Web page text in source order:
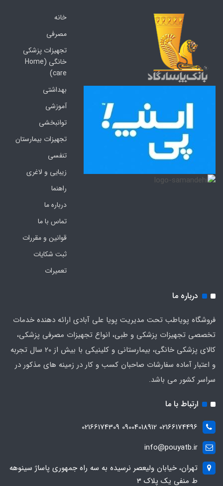
خانه
مصرفی
تجهیزات پزشکی
خانگی (Home
care)
بهداشتی
آموزشی
توانبخشی
تجهیزات بیمارستان
تنفسی
زیبایی و لاغری
راهنما
درباره ما
تماس با ما
قوانین و مقررات
ثبت شکایات
تعمیرات
درباره ما
فروشگاه پویاطب تحت مدیریت پویا علی آبادی ارائه دهنده خدمات
تخصصی تجهیزات پزشکی و طبی، انواع تجهیزات مصرفی پزشکی،
کالای پزشکی خانگی، بیمارستانی و کلینیکی با بیش از 20 سال تجربه
و اعتبار آماده سفارشات صاحبان کسب و کار در زمینه های مذکور در
سراسر کشور می باشد.
ارتباط با ما
02166174496 09004018912 02166174309
info@pouyatb.ir
تهران، خیابان ولیعصر نرسیده به سه راه جمهوری پاساژ سینوهه
ط منفی یک پلاک 3